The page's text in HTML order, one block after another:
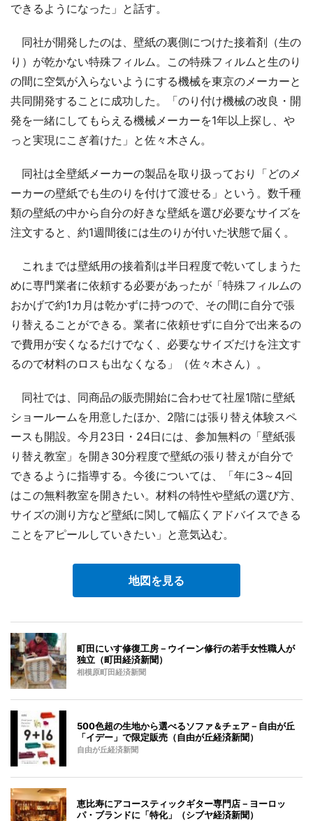
できるようになった」と話す。
同社が開発したのは、壁紙の裏側につけた接着剤（生の
り）が乾かない特殊フィルム。この特殊フィルムと生のり
の間に空気が入らないようにする機械を東京のメーカーと
共同開発することに成功した。「のり付け機械の改良・開
発を一緒にしてもらえる機械メーカーを1年以上探し、や
っと実現にこぎ着けた」と佐々木さん。
同社は全壁紙メーカーの製品を取り扱っており「どのメ
ーカーの壁紙でも生のりを付けて渡せる」という。数千種
類の壁紙の中から自分の好きな壁紙を選び必要なサイズを
注文すると、約1週間後には生のりが付いた状態で届く。
これまでは壁紙用の接着剤は半日程度で乾いてしまうた
めに専門業者に依頼する必要があったが「特殊フィルムの
おかげで約1カ月は乾かずに持つので、その間に自分で張
り替えることができる。業者に依頼せずに自分で出来るの
で費用が安くなるだけでなく、必要なサイズだけを注文す
るので材料のロスも出なくなる」（佐々木さん）。
同社では、同商品の販売開始に合わせて社屋1階に壁紙
ショールームを用意したほか、2階には張り替え体験スペ
ースも開設。今月23日・24日には、参加無料の「壁紙張
り替え教室」を開き30分程度で壁紙の張り替えが自分で
できるように指導する。今後については、「年に3～4回
はこの無料教室を開きたい。材料の特性や壁紙の選び方、
サイズの測り方など壁紙に関して幅広くアドバイスできる
ことをアピールしていきたい」と意気込む。
地図を見る
町田にいす修復工房－ウイーン修行の若手女性職人が
独立（町田経済新聞）
相模原町田経済新聞
500色超の生地から選べるソファ＆チェア－自由が丘
「イデー」で限定販売（自由が丘経済新聞）
自由が丘経済新聞
恵比寿にアコースティックギター専門店－ヨーロッ
パ・ブランドに「特化」（シブヤ経済新聞）